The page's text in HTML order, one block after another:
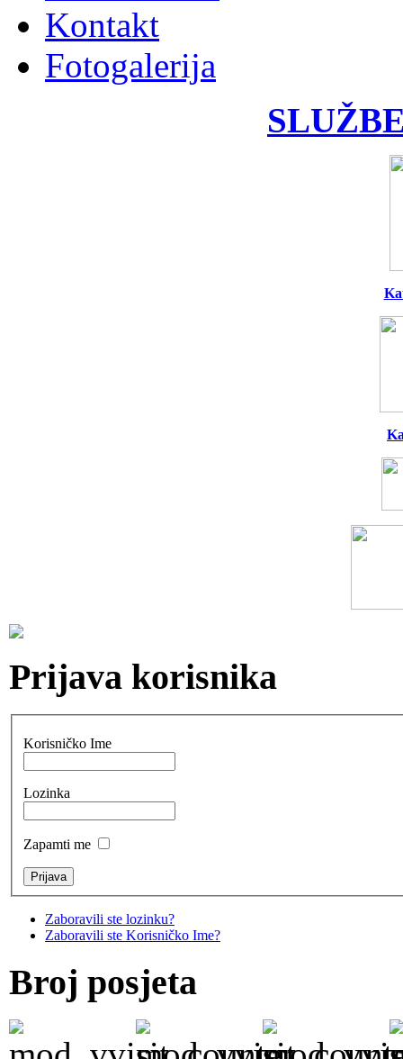
Kontakt
Fotogalerija
Prijava korisnika
Korisničko Ime
Lozinka
Zapamti me
Zaboravili ste lozinku?
Zaboravili ste Korisničko Ime?
Broj posjeta